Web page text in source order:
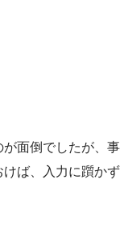
面倒でしたが、事
ば、入力に躓かず